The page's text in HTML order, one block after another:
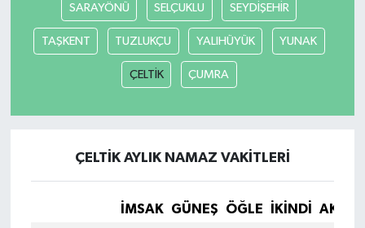
SARAYÖNÜ SELÇUKLU SEYDİŞEHİR
TAŞKENT TUZLUKÇU YALIHÜYÜK YUNAK
ÇELTİK ÇUMRA
ÇELTİK AYLIK NAMAZ VAKITLERI
İMSAK GÜNEŞ ÖĞLE İKINDI